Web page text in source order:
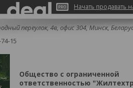
Начать продавать
переулок, 4в, офис 304, Минск,
15
Общество с ограниченной
ответственностью